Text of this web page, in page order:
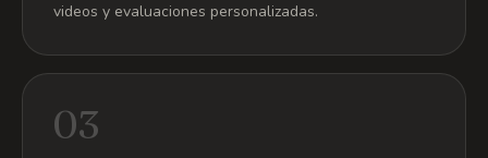
videos y evaluaciones personalizadas.
03